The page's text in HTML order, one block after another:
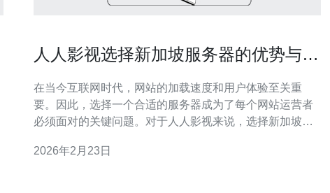
人人影视选择新加坡服务器的优势与挑
在当今互联网时代，网站的加载速度和用户体验至关重
要。因此，选择一个合适的服务器成为了每个网站运营者
必须面对的关键问题。对于人人影视来说，选择新加坡服
本选择，同时确保用户体验的最佳效果。新加坡作为东南
2026年2月23日